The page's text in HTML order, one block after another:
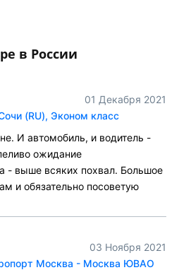
в России
01 Декабря 2021
(RU), Эконом класс
И автомобиль, и водитель -
ожидание
- выше всяких похвал. Большое
и обязательно посоветую
03 Ноября 2021
Москва - Москва ЮВАО